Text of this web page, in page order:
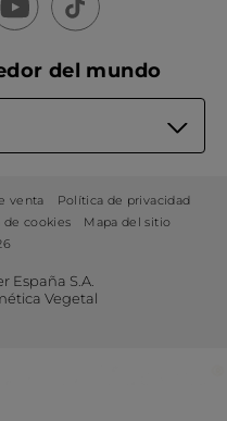
del mundo
venta
Política de privacidad
de cookies
Mapa del sitio
España S.A.
Vegetal